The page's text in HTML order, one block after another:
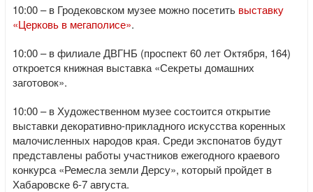
10:00 – в Гродековском музее можно посетить выставку
«Церковь в мегаполисе».
10:00 – в филиале ДВГНБ (проспект 60 лет Октября, 164)
откроется книжная выставка «Секреты домашних
заготовок».
10:00 – в Художественном музее состоится открытие
выставки декоративно-прикладного искусства коренных
малочисленных народов края. Среди экспонатов будут
представлены работы участников ежегодного краевого
конкурса «Ремесла земли Дерсу», который пройдет в
Хабаровске 6-7 августа.